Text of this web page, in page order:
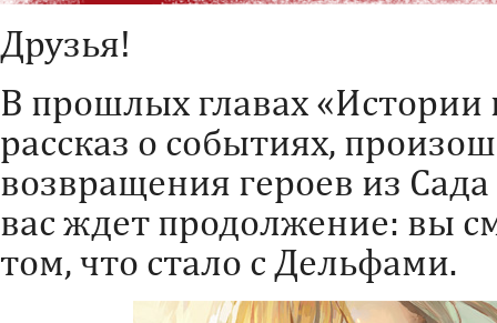
Друзья!
В прошлых главах «Истории
рассказ о событиях,
возвращения героев из
вас ждет продолжение: вы
том, что стало с Дельфами.